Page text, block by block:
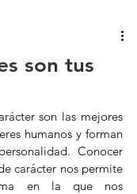
son tus
son las mejores
humanos y forman
Conocer
carácter nos permite
en la que nos